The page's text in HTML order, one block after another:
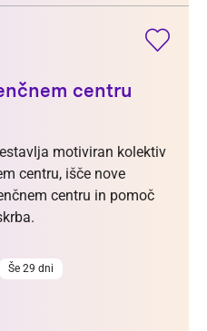
centru
motiviran kolektiv
centru, išče nove
centru in pomoč
Še 29 dni